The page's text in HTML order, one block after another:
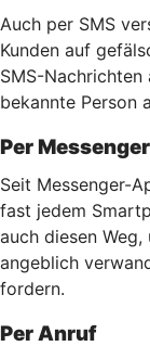
Auch per SMS
Kunden auf
SMS-
bekannte Person
Per Messenger
Seit Messenger-
fast jedem
auch diesen
angeblich
fordern.
Per Anruf